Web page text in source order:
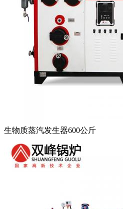
生物质蒸汽发生器600公斤